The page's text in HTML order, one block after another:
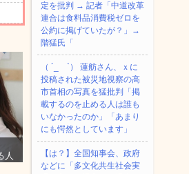
人
定を批判 → 記者「中道改革
連合は食料品消費税ゼロを
公約に掲げていたが？」→
階猛氏「
（ ´_ゝ`） 蓮舫さん、ｘに
投稿された被災地視察の高
市首相の写真を猛批判「掲
載するのを止める人は誰も
いなかったのか」「あまり
にも愕然としています」
【は？】全国知事会、政府
などに「多文化共生社会実